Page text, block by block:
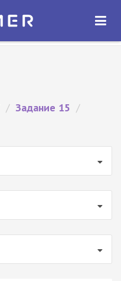
ОТКРЫТЬ
/ Задание 15 /